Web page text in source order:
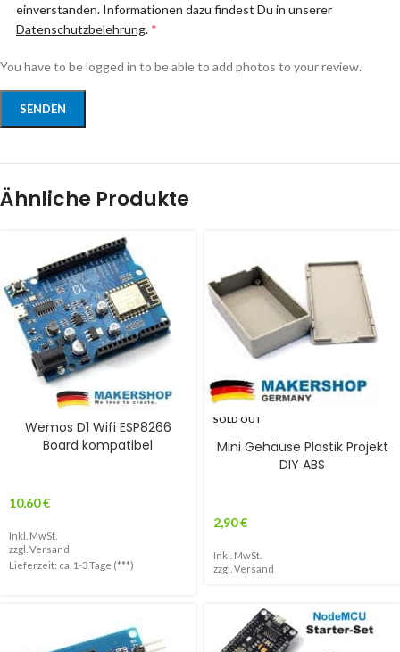
einverstanden. Informationen dazu findest Du in unserer
Datenschutzbelehrung. *
You have to be logged in to be able to add photos to your review.
Ähnliche Produkte
Wemos D1 Wifi ESP8266
Board kompatibel
10,60€
Inkl. MwSt.
zzgl. Versand
Lieferzeit: ca. 1-3 Tage (***)
SOLD OUT
Mini Gehäuse Plastik Projekt
DIY ABS
2,90€
Inkl. MwSt.
zzgl. Versand